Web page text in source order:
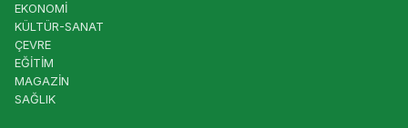
EKONOMİ
KÜLTÜR-SANAT
ÇEVRE
EĞİTİM
MAGAZİN
SAĞLIK